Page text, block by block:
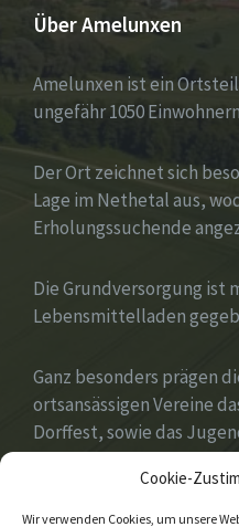
Cookie-
Wir verwenden Cookies, um unsere
Über Amelunxen
Amelunxen ist ein
ungefähr 1050
Der Ort zeichnet sich
Lage im Nethetal aus,
Erholungssuchende
Die Grundversorgung ist
Lebensmittelladen
Ganz besonders prägen
ortsansässigen Vereine
Dorffest, sowie das
zahlreichen
gehören zu den